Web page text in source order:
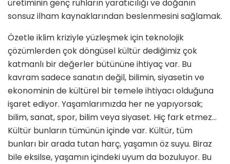
üretiminin genç ruhların yaratıcılığı ve doğanın
sonsuz ilham kaynaklarından beslenmesini sağlamak.
Özetle iklim kriziyle yüzleşmek için teknolojik
çözümlerden çok döngüsel kültür dediğimiz çok
katmanlı bir değerler bütününe ihtiyaç var. Bu
kavram sadece sanatın değil, bilimin, siyasetin ve
ekonominin de kültürel bir temele ihtiyacı olduğuna
işaret ediyor. Yaşamlarımızda her ne yapıyorsak;
bilim, sanat, spor, bilim veya siyaset. Hiç fark etmez…
Kültür bunların tümünün içinde var. Kültür, tüm
bunları bir arada tutan harç, yaşamın öz suyu. Biraz
bile eksilse, yaşamın içindeki uyum da bozuluyor. Bu